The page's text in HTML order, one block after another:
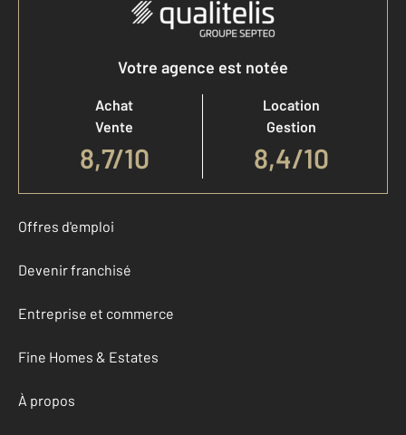
Votre agence est notée
Achat
Vente
8,7/10
Location
Gestion
8,4/10
Offres d'emploi
Devenir franchisé
Entreprise et commerce
Fine Homes & Estates
À propos